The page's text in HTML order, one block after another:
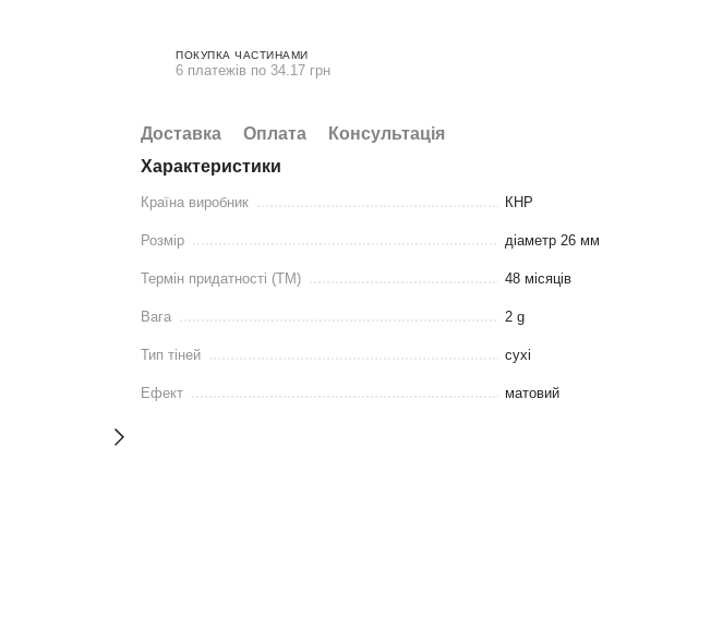
ПОКУПКА ЧАСТИНАМИ
6 платежів по 34.17 грн
Доставка Оплата
Консультація
Характеристики
Країна виробник КНР
Розмір діаметр 26 мм
Термін придатності (ТМ) 48 місяців
Вага 2 g
Тип тіней сухі
Ефект матовий